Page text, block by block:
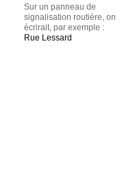
Sur un panneau de
signalisation routière, on
écrirait, par exemple :
Rue Lessard